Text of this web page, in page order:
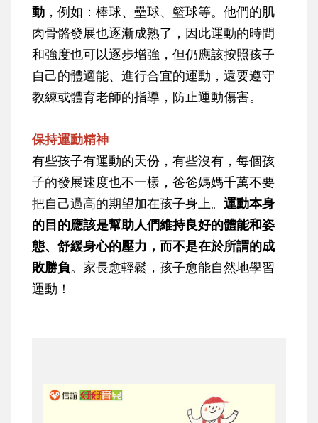
動 ，例如：棒球、壘球、籃球等。他們的肌
肉骨骼發展也逐漸成熟了，因此運動的時間
和強度也可以逐步增強，但仍應該按照孩子
自己的體適能、進行合宜的運動，還要遵守
教練或體育老師的指導，防止運動傷害。
保持運動精神
有些孩子有運動的天份，有些沒有，每個孩
子的發展速度也不一樣，爸爸媽媽千萬不要
把自己過高的期望加在孩子身上。 運動本身
的目的應該是幫助人們維持良好的體能和姿
態、舒緩身心的壓力，而不是在於所謂的成
敗勝負。家長愈輕鬆，孩子愈能自然地學習
運動！